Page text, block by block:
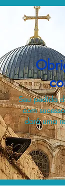
Seu pedido
com
dará uma